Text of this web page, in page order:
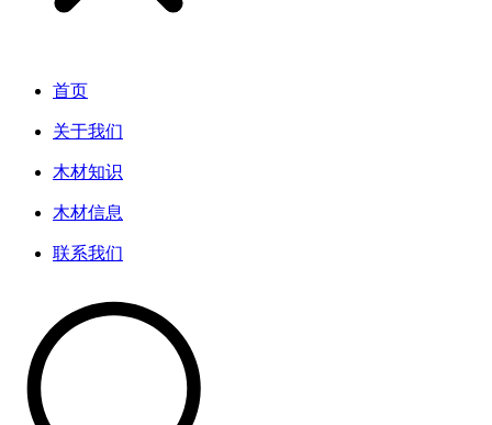
首页
关于我们
木材知识
木材信息
联系我们